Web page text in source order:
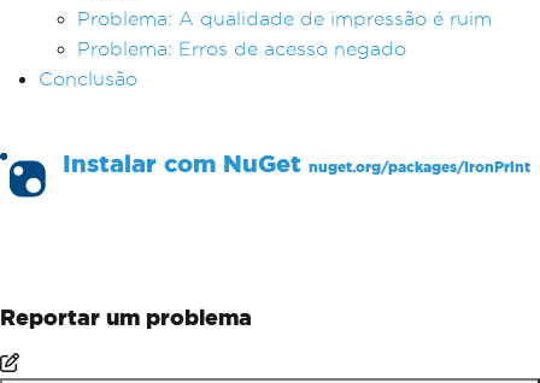
Problema: A qualidade de impressão é ruim
Problema: Erros de acesso negado
Conclusão
Instalar com NuGet nuget.org/packages/IronPrint
Reportar um problema